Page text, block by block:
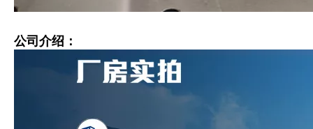
公司介绍：